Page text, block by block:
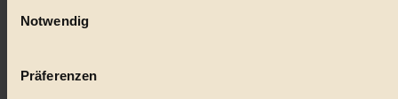
Wenn Sie es erlauben, würden wir auch gerne:
Ihr Gerät durch aktives Scannen nach bestimmten
Notwendig
Präferenzen
Vegan